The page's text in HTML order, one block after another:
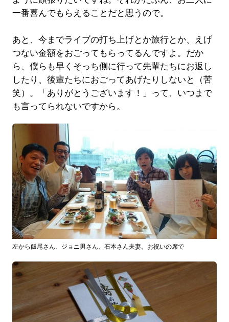
一番喜んでもらえることだと思うので。
あと、今までライブの打ち上げとか旅行とか、えげ
つない金額をおごってもらってるんですよ。だか
ら、僕らも早くそっち側に行って先輩たちにお返し
したり、後輩たちにおごってあげたりしないと（苦
笑）。「ありがとうございます！」って、いつまで
も言ってられないですから。
左から飯尾さん、ジョニ男さん、石本さん夫妻。お祝いの席で